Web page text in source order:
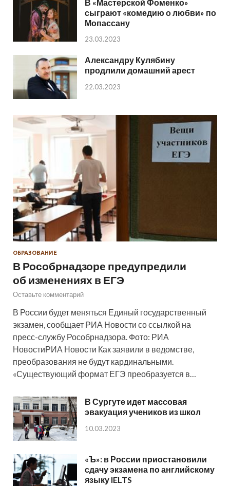
В «Мастерской Фоменко»
сыграют «комедию о любви» по
Мопассану
23.03.2023
Александру Кулябину
продлили домашний арест
22.03.2023
ОБРАЗОВАНИЕ
В Рособрнадзоре предупредили
об изменениях в ЕГЭ
Оставьте комментарий
В России будет меняться Единый государственный
экзамен, сообщает РИА Новости со ссылкой на
пресс-службу Рособрнадзора. Фото: РИА
НовостиРИА Новости Как заявили в ведомстве,
преобразования не будут кардинальными.
«Существующий формат ЕГЭ преобразуется в…
В Сургуте идет массовая
эвакуация учеников из школ
10.03.2023
«Ъ»: в России приостановили
сдачу экзамена по английскому
языку IELTS